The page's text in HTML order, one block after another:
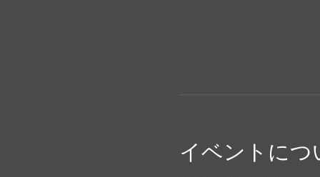
イベントにつ